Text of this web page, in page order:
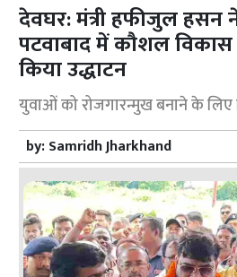
देवघर: मंत्री हफीजुल
पटवाबाद में कौशल विकास
किया उद्धाटन
युवाओं को रोजगारन्मुख बनाने के लिए
by:Samridh Jharkhand